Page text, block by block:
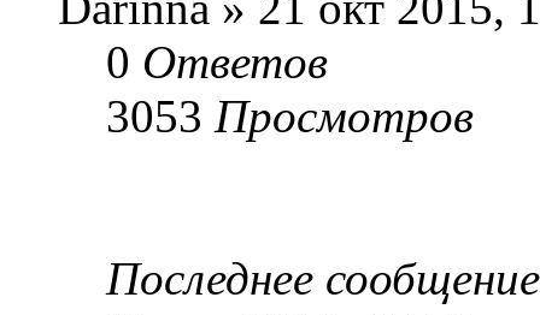
0 Ответов
3053 Просмотров
Последнее сообщение